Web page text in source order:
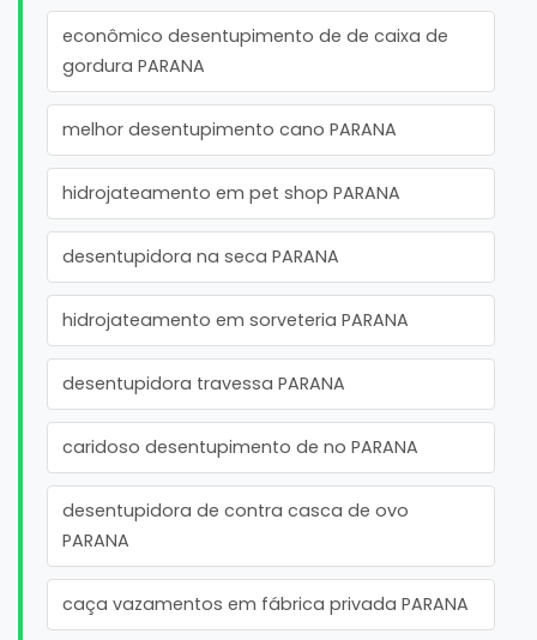
econômico desentupimento de de caixa de
gordura PARANA
melhor desentupimento cano PARANA
hidrojateamento em pet shop PARANA
desentupidora na seca PARANA
hidrojateamento em sorveteria PARANA
desentupidora travessa PARANA
caridoso desentupimento de no PARANA
desentupidora de contra casca de ovo
PARANA
caça vazamentos em fábrica privada PARANA